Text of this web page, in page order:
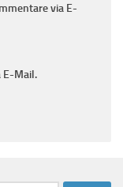
via E-
E-Mail.